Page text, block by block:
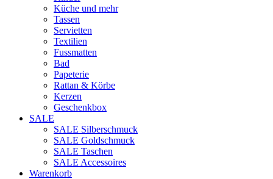
Küche und mehr
Tassen
Servietten
Textilien
Fussmatten
Bad
Papeterie
Rattan & Körbe
Kerzen
Geschenkbox
SALE
SALE Silberschmuck
SALE Goldschmuck
SALE Taschen
SALE Accessoires
Warenkorb